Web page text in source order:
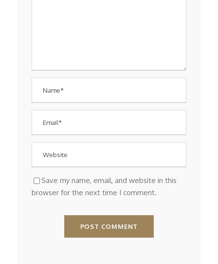
Save my name, email, and website in this
browser for the next time I comment.